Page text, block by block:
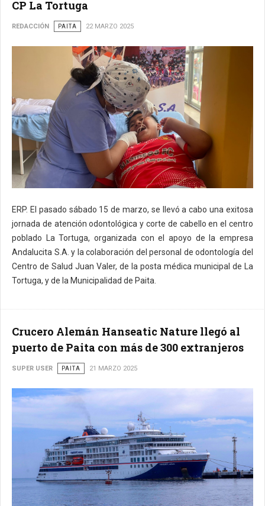
CP La Tortuga
REDACCIÓN PAITA 22 MARZO 2025
ERP. El pasado sábado 15 de marzo, se llevó a cabo una exitosa
jornada de atención odontológica y corte de cabello en el centro
poblado La Tortuga, organizada con el apoyo de la empresa
Andalucita S.A. y la colaboración del personal de odontología del
Centro de Salud Juan Valer, de la posta médica municipal de La
Tortuga, y de la Municipalidad de Paita.
Crucero Alemán Hanseatic Nature llegó al
puerto de Paita con más de 300 extranjeros
SUPER USER PAITA 21 MARZO 2025